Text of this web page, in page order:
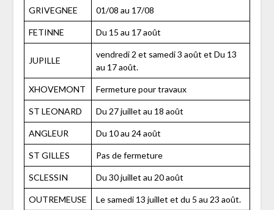
GRIVEGNEE 01/08 au 17/08
FETINNE Du 15 au 17 août
JUPILLE
vendredi 2 et samedi 3 août et Du 13
au 17 août.
XHOVEMONT Fermeture pour travaux
ST LEONARD Du 27 juillet au 18 août
ANGLEUR Du 10 au 24 août
ST GILLES Pas de fermeture
SCLESSIN Du 30 juillet au 20 août
OUTREMEUSE Le samedi 13 juillet et du 5 au 23 août.